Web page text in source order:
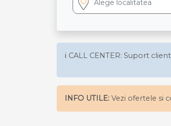
ℹ️ CALL CENTER: Suport
INFO UTILE: Vezi ofertele si